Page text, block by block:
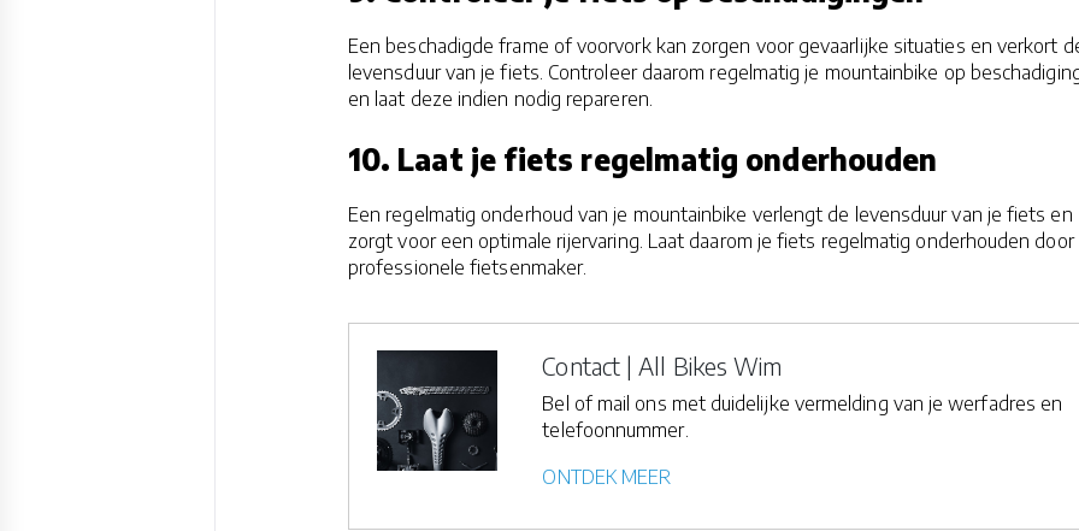
Een beschadigde frame of voorvork kan zorgen voor gevaarlijke situaties en verkort
levensduur van je fiets. Controleer daarom regelmatig je mountainbike op
en laat deze indien nodig repareren.
10. Laat je fiets regelmatig onderhouden
Een regelmatig onderhoud van je mountainbike verlengt de levensduur van je fiets en
zorgt voor een optimale rijervaring. Laat daarom je fiets regelmatig onderhouden door
professionele fietsenmaker.
Contact | All Bikes Wim
Bel of mail ons met duidelijke vermelding van je werfadres en
telefoonnummer.
ONTDEK MEER